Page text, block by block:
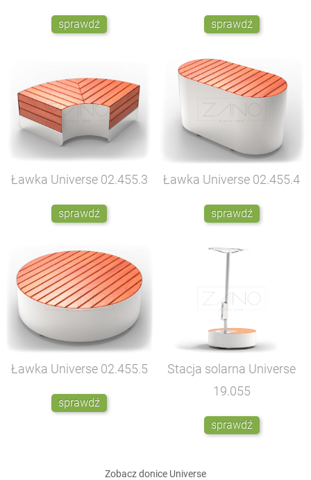
sprawdź sprawdź
Ławka Universe 02.455.3
sprawdź
Ławka Universe 02.455.4
sprawdź
Ławka Universe 02.455.5
sprawdź
Stacja solarna Universe
19.055
sprawdź
Zobacz donice Universe